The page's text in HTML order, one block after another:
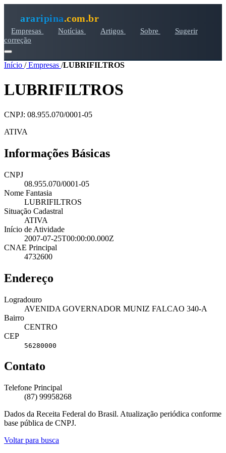
araripina.com.br
Empresas Notícias Artigos Sobre
Sugerir
correção
Início /Empresas /LUBRIFILTROS
LUBRIFILTROS
CNPJ: 08.955.070/0001-05
ATIVA
Informações Básicas
CNPJ
08.955.070/0001-05
Nome Fantasia
LUBRIFILTROS
Situação Cadastral
ATIVA
Início de Atividade
2007-07-25T00:00:00.000Z
CNAE Principal
4732600
Endereço
Logradouro
AVENIDA GOVERNADOR MUNIZ FALCAO 340-A
Bairro
CENTRO
CEP
56280000
Contato
Telefone Principal
(87) 99958268
Dados da Receita Federal do Brasil. Atualização periódica conforme
base pública de CNPJ.
Voltar para busca